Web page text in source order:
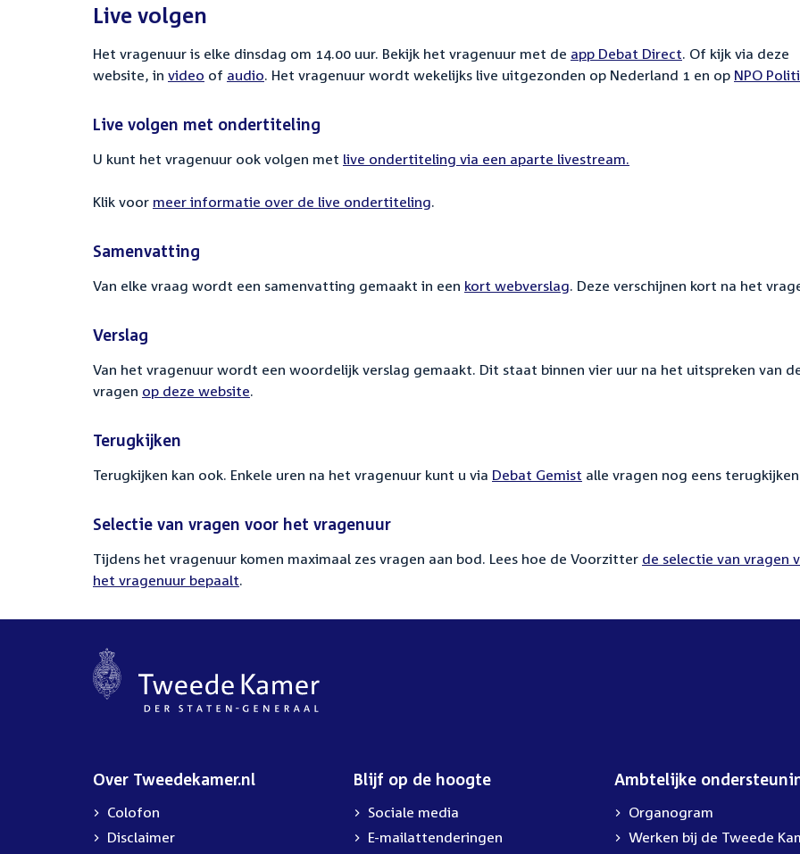
Live volgen
Het vragenuur is elke dinsdag om 14.00 uur. Bekijk het vragenuur met de app Debat Direct. Of kijk via deze
website, in video of audio. Het vragenuur wordt wekelijks live uitgezonden op Nederland 1 en op NPO
Live volgen met ondertiteling
U kunt het vragenuur ook volgen met live ondertiteling via een aparte livestream.
Klik voor meer informatie over de live ondertiteling.
Samenvatting
Van elke vraag wordt een samenvatting gemaakt in een kort webverslag. Deze verschijnen kort na het
Verslag
Van het vragenuur wordt een woordelijk verslag gemaakt. Dit staat binnen vier uur na het uitspreken van
vragen op deze website.
Terugkijken
Terugkijken kan ook. Enkele uren na het vragenuur kunt u via Debat Gemist alle vragen nog eens
Selectie van vragen voor het vragenuur
Tijdens het vragenuur komen maximaal zes vragen aan bod. Lees hoe de Voorzitter de selectie van vragen
het vragenuur bepaalt.
Over Tweedekamer.nl
Colofon
Disclaimer
Blijf op de hoogte
Sociale media
E-mailattenderingen
Ambtelijke
Organogram
Werken bij de Tweede